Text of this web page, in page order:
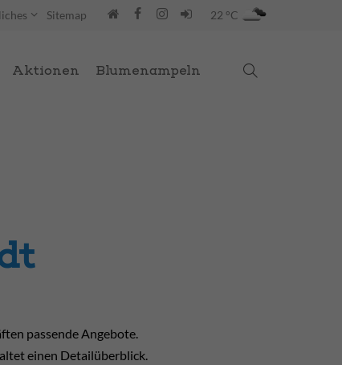
Sitemap 22 °C
Aktionen Blumenampeln
passende Angebote.
einen Detailüberblick.